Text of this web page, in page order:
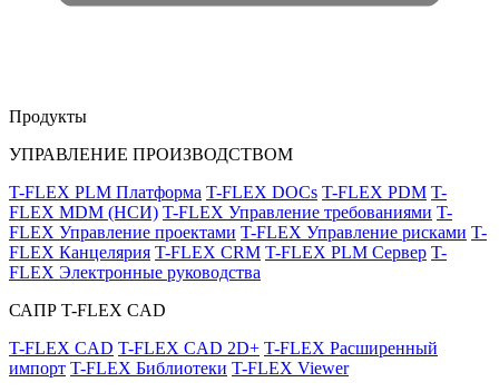
Продукты
УПРАВЛЕНИЕ ПРОИЗВОДСТВОМ
T-FLEX PLM Платформа T-FLEX DOCs T-FLEX PDM T-
FLEX MDM (НСИ) T-FLEX Управление требованиями T-
FLEX Управление проектами T-FLEX Управление рисками T-
FLEX Канцелярия T-FLEX CRM T-FLEX PLM Сервер T-
FLEX Электронные руководства
САПР T-FLEX CAD
T-FLEX CAD T-FLEX CAD 2D+ T-FLEX Расширенный
импорт T-FLEX Библиотеки T-FLEX Viewer